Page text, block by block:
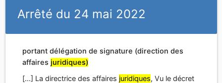
Décision du 25 juin 2021